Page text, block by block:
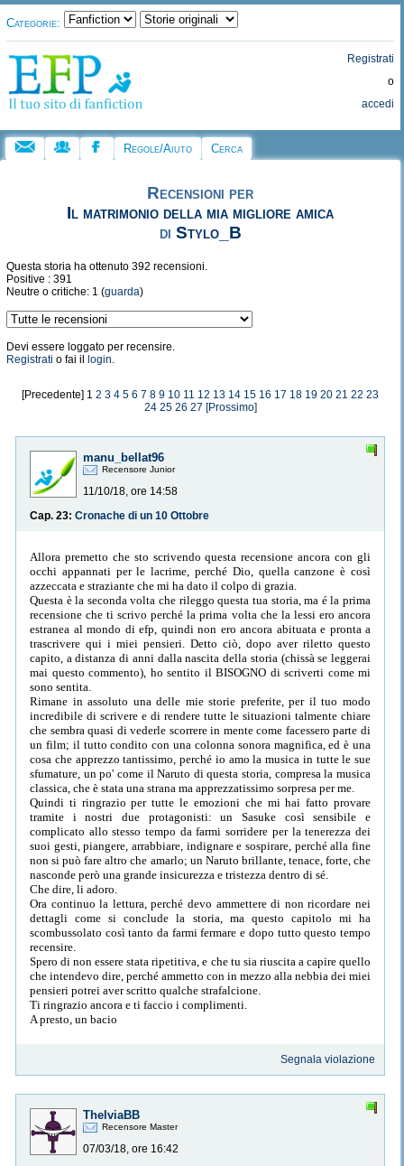
Categorie:
Registrati
o
accedi
Regole/Aiuto Cerca
Recensioni per
Il matrimonio della mia migliore amica
di Stylo_B
Questa storia ha ottenuto 392 recensioni.
Positive : 391
Neutre o critiche: 1 (guarda)
Devi essere loggato per recensire.
Registrati o fai il login.
[Precedente] 12 3 4 5 6 7 8 9 10 11 12 13 14 15 16 17 18 19 20 21 22 23
24 25 26 27 [Prossimo]
manu_bellat96
Recensore Junior
11/10/18, ore 14:58
Cap. 23: Cronache di un 10 Ottobre
Allora premetto che sto scrivendo questa recensione ancora con gli
occhi appannati per le lacrime, perché Dio, quella canzone è così
azzeccata e straziante che mi ha dato il colpo di grazia.
Questa è la seconda volta che rileggo questa tua storia, ma é la prima
recensione che ti scrivo perché la prima volta che la lessi ero ancora
estranea al mondo di efp, quindi non ero ancora abituata e pronta a
trascrivere qui i miei pensieri. Detto ciò, dopo aver riletto questo
capito, a distanza di anni dalla nascita della storia (chissà se leggerai
mai questo commento), ho sentito il BISOGNO di scriverti come mi
sono sentita.
Rimane in assoluto una delle mie storie preferite, per il tuo modo
incredibile di scrivere e di rendere tutte le situazioni talmente chiare
che sembra quasi di vederle scorrere in mente come facessero parte di
un film; il tutto condito con una colonna sonora magnifica, ed è una
cosa che apprezzo tantissimo, perché io amo la musica in tutte le sue
sfumature, un po' come il Naruto di questa storia, compresa la musica
classica, che è stata una strana ma apprezzatissimo sorpresa per me.
Quindi ti ringrazio per tutte le emozioni che mi hai fatto provare
tramite i nostri due protagonisti: un Sasuke così sensibile e
complicato allo stesso tempo da farmi sorridere per la tenerezza dei
suoi gesti, piangere, arrabbiare, indignare e sospirare, perché alla fine
non si può fare altro che amarlo; un Naruto brillante, tenace, forte, che
nasconde però una grande insicurezza e tristezza dentro di sé.
Che dire, li adoro.
Ora continuo la lettura, perché devo ammettere di non ricordare nei
dettagli come si conclude la storia, ma questo capitolo mi ha
scombussolato così tanto da farmi fermare e dopo tutto questo tempo
recensire.
Spero di non essere stata ripetitiva, e che tu sia riuscita a capire quello
che intendevo dire, perché ammetto con in mezzo alla nebbia dei miei
pensieri potrei aver scritto qualche strafalcione.
Ti ringrazio ancora e ti faccio i complimenti.
A presto, un bacio
Segnala violazione
ThelviaBB
Recensore Master
07/03/18, ore 16:42